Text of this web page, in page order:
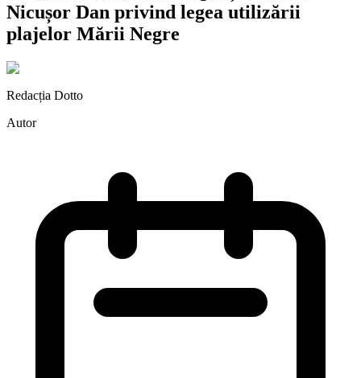
Nicușor Dan privind legea utilizării
plajelor Mării Negre
Redacția Dotto
Autor